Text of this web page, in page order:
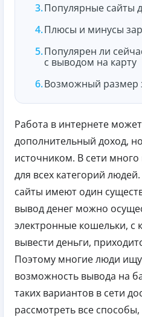
Популярные сайты
Плюсы и минусы
Популярен ли
с выводом на карту
Возможный размер
Работа в интернете
дополнительный доход,
источником. В сети
для всех категорий
сайты имеют один
вывод денег можно
электронные кошельки, с
вывести деньги,
Поэтому многие люди
возможность вывода на
таких вариантов в сети
рассмотреть все